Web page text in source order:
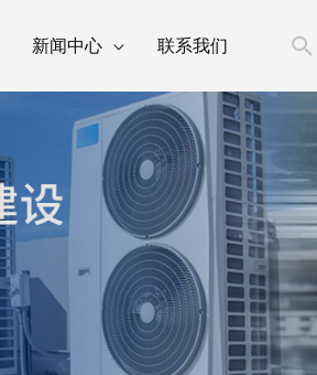
新闻中心 联系我们
搜
索